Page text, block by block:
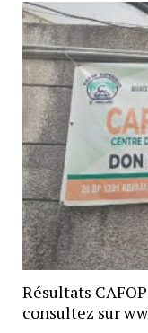
Résultats
consultez sur